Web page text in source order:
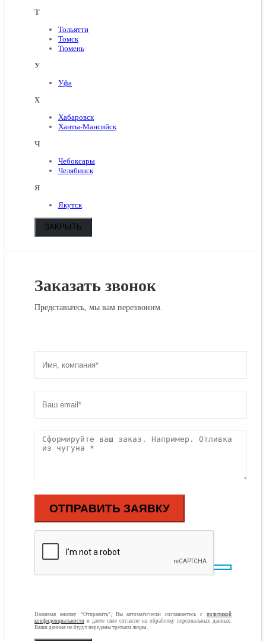
Т
Тольятти
Томск
Тюмень
У
Уфа
Х
Хабаровск
Ханты-Мансийск
Ч
Чебоксары
Челябинск
Я
Якутск
ЗАКРЫТЬ
Заказать звонок
Представьтесь, мы вам перезвоним.
Нажимая кнопку “Отправить”, Вы автоматически соглашаетесь с политикой
конфиденциальности и даете свое согласие на обработку персональных данных.
Ваши данные не будут переданы третьим лицам.